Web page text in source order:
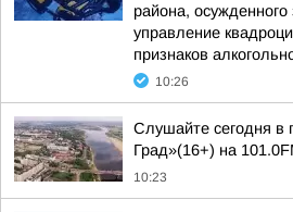
района, осужденного
управление
признаков
10:26
Слушайте сегодня в
Град»(16+) на
10:23